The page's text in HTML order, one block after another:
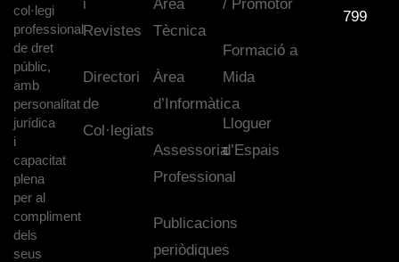
col·legi
professional
de dret
públic,
amb
personalitat
jurídica
i
capacitat
plena
per al
compliment
dels
seus
i
Revistes
Directori
de
Col·legiats
Àrea
Tècnica
Àrea
d’Informàtica
Assessoria
Professional
Publicacions
periòdiques
/ Promotor
Formació a
Mida
Lloguer
d’Espais
799